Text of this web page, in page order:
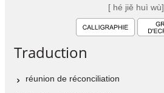
[ hé jiě huì wù]
Traduction
réunion de réconciliation